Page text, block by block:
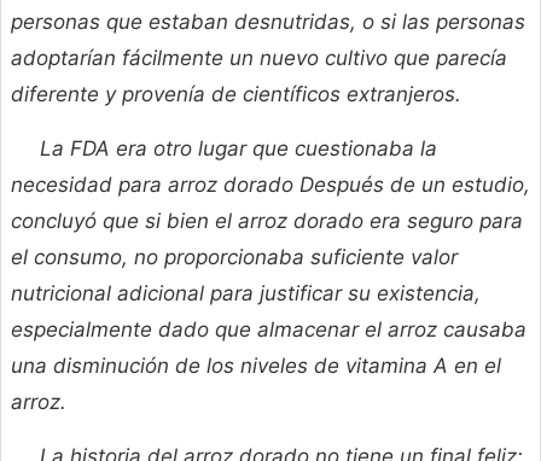
personas que estaban desnutridas, o si las personas
adoptarían fácilmente un nuevo cultivo que parecía
diferente y provenía de científicos extranjeros.
La FDA era otro lugar que cuestionaba la
necesidad para arroz dorado Después de un estudio,
concluyó que si bien el arroz dorado era seguro para
el consumo, no proporcionaba suficiente valor
nutricional adicional para justificar su existencia,
especialmente dado que almacenar el arroz causaba
una disminución de los niveles de vitamina A en el
arroz.